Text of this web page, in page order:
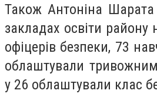
Також Антоніна
закладах освіти району
офіцерів безпеки, 73
облаштували
у 26 облаштували клас